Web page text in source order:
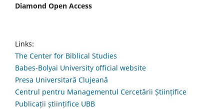
Diamond Open Access
Links:
The Center for Biblical Studies
Babes-Bolyai University official website
Presa Universitară Clujeană
Centrul pentru Managementul Cercetării Științifice
Publicații științifice UBB